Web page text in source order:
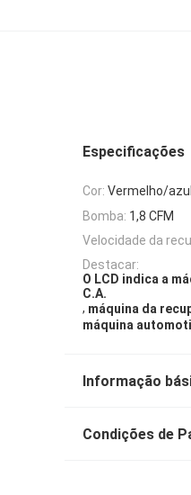
Especificações
Cor: Vermelho/
Bomba: 1,8 CFM
Velocidade da
Destacar:
O LCD indica a
C.A.
, máquina da
máquina
Informação
Condições de